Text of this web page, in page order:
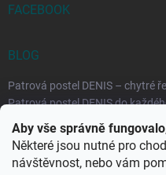
Aby vše správně fungovalo
Některé jsou nutné pro
návštěvnost, nebo vám
FACEBOOK
BLOG
Patrová postel DENIS – chytré
Patrová postel DENIS do
Rozkládací postele RELAX –
každodenní spaní
Rozkládací postel, která se